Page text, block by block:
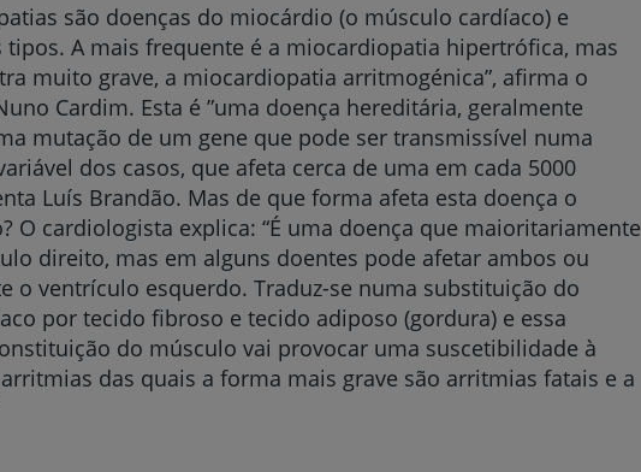
CUF
+CUF
CUF
e acompanhantes
Academic Center
são doenças do miocárdio (o músculo cardíaco) e
tipos. A mais frequente é a miocardiopatia hipertrófica, mas
muito grave, a miocardiopatia arritmogénica”, afirma o
Cardim. Esta é ”uma doença hereditária, geralmente
mutação de um gene que pode ser transmissível numa
dos casos, que afeta cerca de uma em cada 5000
Luís Brandão. Mas de que forma afeta esta doença o
O cardiologista explica: “É uma doença que maioritariamente
direito, mas em alguns doentes pode afetar ambos ou
o ventrículo esquerdo. Traduz-se numa substituição do
por tecido fibroso e tecido adiposo (gordura) e essa
do músculo vai provocar uma suscetibilidade à
das quais a forma mais grave são arritmias fatais e a